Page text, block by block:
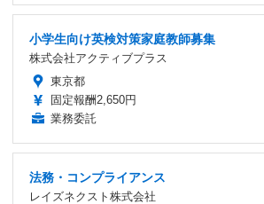
小学生向け英検対策家庭教師募集
株式会社アクティブプラス
東京都
固定報酬2,650円
業務委託
法務・コンプライアンス
レイズネクスト株式会社